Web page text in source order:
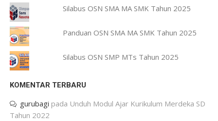
Silabus OSN SMA MA SMK Tahun 2025
Panduan OSN SMA MA SMK Tahun 2025
Silabus OSN SMP MTs Tahun 2025
KOMENTAR TERBARU
gurubagi pada Unduh Modul Ajar Kurikulum Merdeka SD
Tahun 2022